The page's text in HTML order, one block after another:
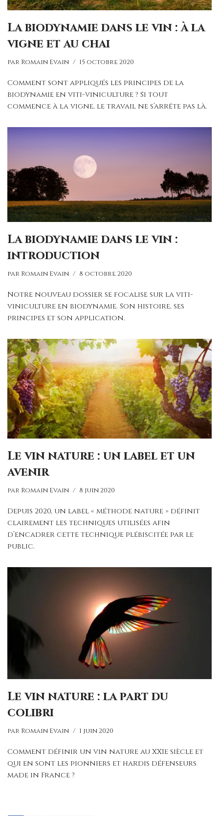
La biodynamie dans le vin : à la
vigne et au chai
par Romain Evain 15 octobre 2020
Comment sont appliqués les principes de la
biodynamie en viti-viniculture ? Si tout
commence à la vigne, le travail ne s’arrête pas là.
La biodynamie dans le vin :
introduction
par Romain Evain 8 octobre 2020
Notre nouveau dossier se focalise sur la viti-
viniculture en biodynamie. Son histoire, ses
principes et son application.
Le vin nature : un label et un
avenir
par Romain Evain 8 juin 2020
Depuis 2020, un label « méthode nature » définit
clairement les techniques utilisées afin
d’encadrer cette technique plébiscitée par le
public.
Le vin nature : la part du
colibri
par Romain Evain 1 juin 2020
Comment définir un vin nature au XXIe siècle et
qui en sont les pionniers et hardis défenseurs
made in France ?